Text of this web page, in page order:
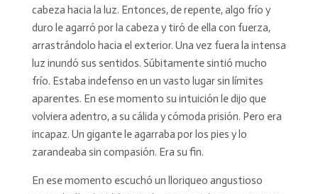
cabeza hacia la luz. Entonces, de repente, algo frío y
duro le agarró por la cabeza y tiró de ella con fuerza,
arrastrándolo hacia el exterior. Una vez fuera la intensa
luz inundó sus sentidos. Súbitamente sintió mucho
frío. Estaba indefenso en un vasto lugar sin límites
aparentes. En ese momento su intuición le dijo que
volviera adentro, a su cálida y cómoda prisión. Pero era
incapaz. Un gigante le agarraba por los pies y lo
zarandeaba sin compasión. Era su fin.
En ese momento escuchó un lloriqueo angustioso